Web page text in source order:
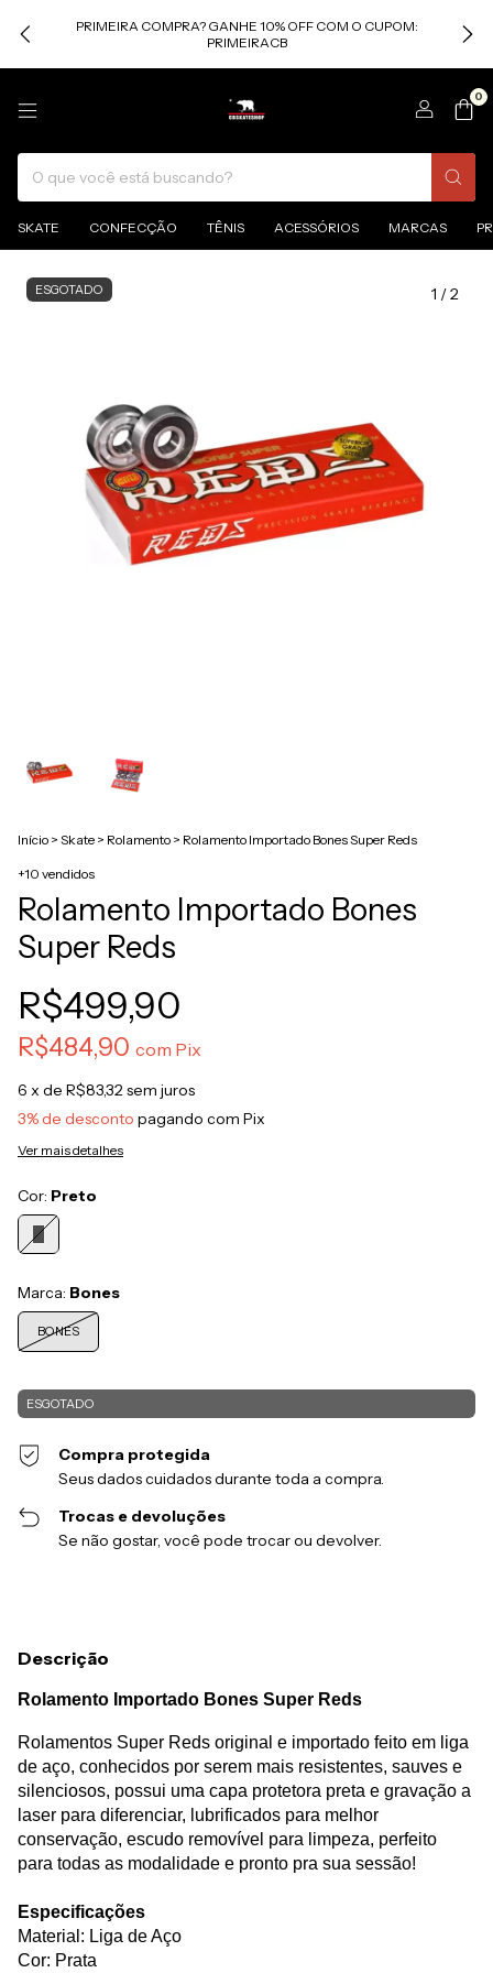
PRIMEIRA COMPRA? GANHE 10% OFF COM O CUPOM:
PRIMEIRACB
0
SKATE CONFECÇÃO TÊNIS ACESSÓRIOS MARCAS
ESGOTADO 1 /2
Início > Skate > Rolamento > Rolamento Importado Bones Super Reds
+10 vendidos
Rolamento Importado Bones
Super Reds
R$499,90
R$484,90 com Pix
6 x de R$83,32sem juros
3% de desconto pagando com Pix
Ver mais detalhes
Cor: Preto
Marca: Bones
BONES
Compra protegida
Seus dados cuidados durante toda a compra.
Trocas e devoluções
Se não gostar, você pode trocar ou devolver.
Descrição
Rolamento Importado Bones Super Reds
Rolamentos Super Reds original e importado feito em liga
de aço, conhecidos por serem mais resistentes, sauves e
silenciosos, possui uma capa protetora preta e gravação a
laser para diferenciar, lubrificados para melhor
conservação, escudo removível para limpeza, perfeito
para todas as modalidade e pronto pra sua sessão!
Especificações
Material: Liga de Aço
Cor: Prata